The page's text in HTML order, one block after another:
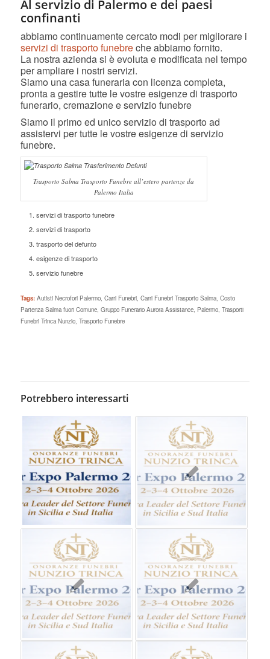
Al servizio di Palermo e dei paesi
confinanti
abbiamo continuamente cercato modi per migliorare i
servizi di trasporto funebreche abbiamo fornito.
La nostra azienda si è evoluta e modificata nel tempo
per ampliare i nostri servizi.
Siamo una casa funeraria con licenza completa,
pronta a gestire tutte le vostre esigenze di trasporto
funerario, cremazione e servizio funebre
Siamo il primo ed unico servizio di trasporto ad
assistervi per tutte le vostre esigenze di servizio
funebre.
Trasporto Salma Trasporto Funebre all’estero partenze da
Palermo Italia
servizi di trasporto funebre
servizi di trasporto
trasporto del defunto
esigenze di trasporto
servizio funebre
Tags: Autisti Necrofori Palermo, Carri Funebri, Carri Funebri Trasporto Salma, Costo
Partenza Salma fuori Comune, Gruppo Funerario Aurora Assistance, Palermo, Trasporti
Funebri Trinca Nunzio, Trasporto Funebre
Potrebbero interessarti